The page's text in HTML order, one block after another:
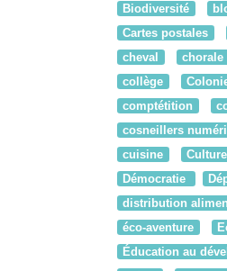
Biodiversité
Cartes postales
cheval
chorale
collège
comptétition
cosneillers
cuisine
Culture
Démocratie
distribution
éco-aventure
Éducation au